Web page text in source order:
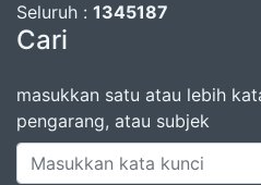
Seluruh : 1345187
Cari
masukkan satu atau lebih
pengarang, atau subjek